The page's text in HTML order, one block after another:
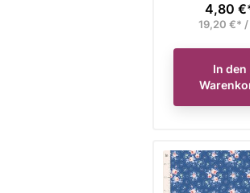
Preis
4,80
19,20 €* /
In den